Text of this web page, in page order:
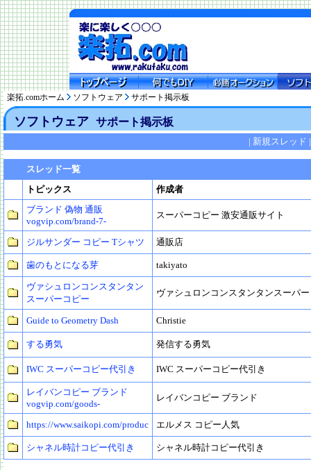
楽拓.comホーム ソフトウェア サポート掲示板
ソフトウェア サポート掲示板
| 新規スレッド |
スレッド一覧
トピックス
作成者
ブランド 偽物 通販
vogvip.com/brand-7-
スーパーコピー 激安通販サイト
ジルサンダー コピー Tシャツ 通販店
歯のもとになる芽 takiyato
ヴァシュロンコンスタンタン
スーパーコピー
ヴァシュロンコンスタンタンスーパ
Guide to Geometry Dash Christie
する勇気 発信する勇気
IWC スーパーコピー代引き IWC スーパーコピー代引き
レイバンコピー ブランド
vogvip.com/goods-
レイバンコピー ブランド
https://www.saikopi.com/produc エルメス コピー人気
シャネル時計コピー代引き シャネル時計コピー代引き